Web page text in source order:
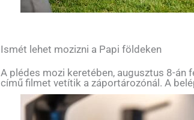
Ismét lehet mozizni a Papi földeken
A plédes mozi keretében, augusztus 8-án
című filmet vetítik a záportározónál. A